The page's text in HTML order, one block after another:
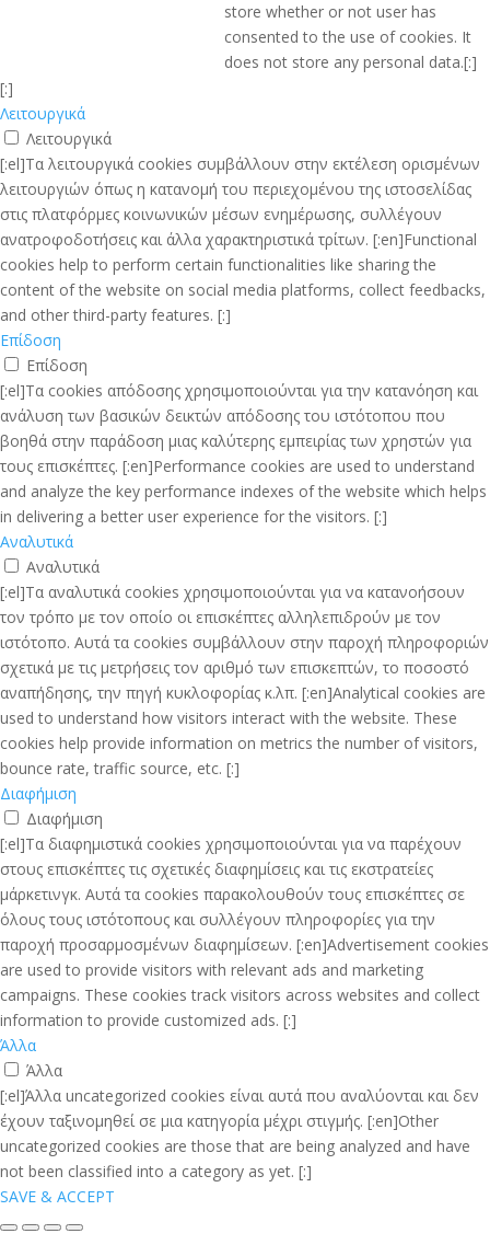
store whether or not user has
consented to the use of cookies. It
does not store any personal data.[:]
[:]
Λειτουργικά
Λειτουργικά
[:el]Τα λειτουργικά cookies συμβάλλουν στην εκτέλεση ορισμένων
λειτουργιών όπως η κατανομή του περιεχομένου της ιστοσελίδας
στις πλατφόρμες κοινωνικών μέσων ενημέρωσης, συλλέγουν
ανατροφοδοτήσεις και άλλα χαρακτηριστικά τρίτων. [:en]Functional
cookies help to perform certain functionalities like sharing the
content of the website on social media platforms, collect feedbacks,
and other third-party features. [:]
Επίδοση
Επίδοση
[:el]Τα cookies απόδοσης χρησιμοποιούνται για την κατανόηση και
ανάλυση των βασικών δεικτών απόδοσης του ιστότοπου που
βοηθά στην παράδοση μιας καλύτερης εμπειρίας των χρηστών για
τους επισκέπτες. [:en]Performance cookies are used to understand
and analyze the key performance indexes of the website which helps
in delivering a better user experience for the visitors. [:]
Αναλυτικά
Αναλυτικά
[:el]Τα αναλυτικά cookies χρησιμοποιούνται για να κατανοήσουν
τον τρόπο με τον οποίο οι επισκέπτες αλληλεπιδρούν με τον
ιστότοπο. Αυτά τα cookies συμβάλλουν στην παροχή πληροφοριών
σχετικά με τις μετρήσεις τον αριθμό των επισκεπτών, το ποσοστό
αναπήδησης, την πηγή κυκλοφορίας κ.λπ. [:en]Analytical cookies are
used to understand how visitors interact with the website. These
cookies help provide information on metrics the number of visitors,
bounce rate, traffic source, etc. [:]
Διαφήμιση
Διαφήμιση
[:el]Τα διαφημιστικά cookies χρησιμοποιούνται για να παρέχουν
στους επισκέπτες τις σχετικές διαφημίσεις και τις εκστρατείες
μάρκετινγκ. Αυτά τα cookies παρακολουθούν τους επισκέπτες σε
όλους τους ιστότοπους και συλλέγουν πληροφορίες για την
παροχή προσαρμοσμένων διαφημίσεων. [:en]Advertisement cookies
are used to provide visitors with relevant ads and marketing
campaigns. These cookies track visitors across websites and collect
information to provide customized ads. [:]
Άλλα
Άλλα
[:el]Άλλα uncategorized cookies είναι αυτά που αναλύονται και δεν
έχουν ταξινομηθεί σε μια κατηγορία μέχρι στιγμής. [:en]Other
uncategorized cookies are those that are being analyzed and have
not been classified into a category as yet. [:]
SAVE & ACCEPT